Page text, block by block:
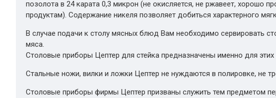
позолота в 24 карата 0,3 микрон (не окисляется, не ржавеет, хорошо
продуктам). Содержание никеля позволяет добиться характерного
В случае подачи к столу мясных блюд Вам необходимо сервировать
мяса.
Столовые приборы Цептер для стейка предназначены именно для этих
Стальные ножи, вилки и ложки Цептер не нуждаются в полировке, не
Столовые приборы фирмы Цептер призваны служить тем предметом